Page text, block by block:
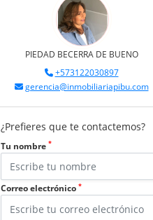
PIEDAD BECERRA DE BUENO
+573122030897
gerencia@inmobiliariapibu.com
¿Prefieres que te contactemos?
Tu nombre *
Correo electrónico *